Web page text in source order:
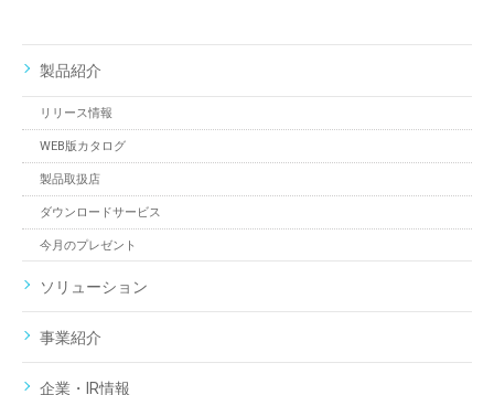
製品紹介
リリース情報
WEB版カタログ
製品取扱店
ダウンロードサービス
今月のプレゼント
ソリューション
事業紹介
企業・IR情報